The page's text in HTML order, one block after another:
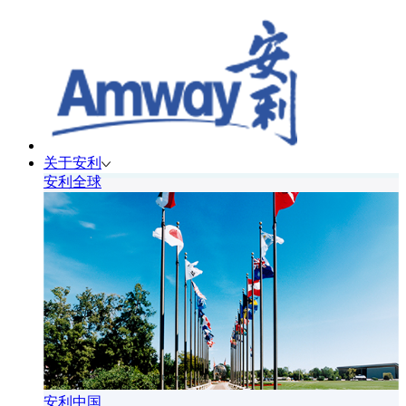
关于安利
安利全球
安利中国